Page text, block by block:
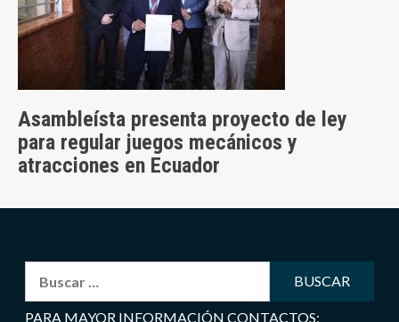
Asambleísta presenta proyecto de ley
para regular juegos mecánicos y
atracciones en Ecuador
PARA MAYOR INFORMACIÓN CONTACTOS: